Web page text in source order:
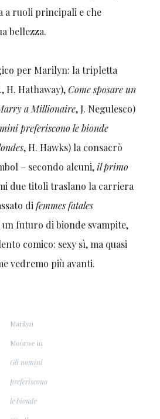
a ruoli principali e che
bellezza.
per Marilyn: la tripletta
, H. Hathaway),Come sposare un
a Millionaire, J. Negulesco)
preferiscono le bionde
, H. Hawks) la consacrò
– secondo alcuni,il primo
due titoli traslano la carriera
difemmes fatales
futuro di bionde svampite,
comico: sexy sì, ma quasi
vedremo più avanti.
Marilyn
Monroe in
Gli uomini
preferiscono
le bionde